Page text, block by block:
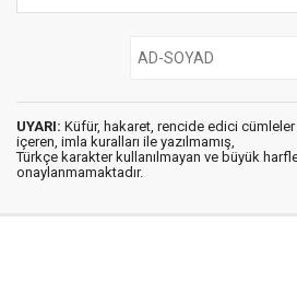
UYARI: Küfür, hakaret, rencide edici cümleler
içeren, imla kuralları ile yazılmamış,
Türkçe karakter kullanılmayan ve büyük
onaylanmamaktadır.